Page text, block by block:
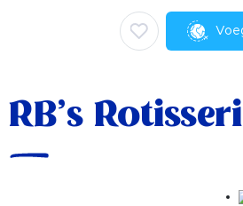
RB’s